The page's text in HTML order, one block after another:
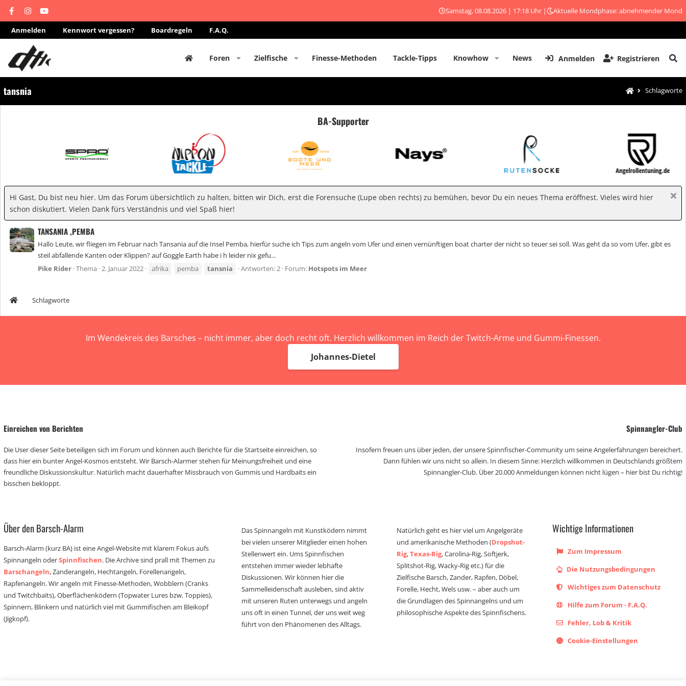
Samstag, 08.08.2026 | 17:18 Uhr | Aktuelle Mondphase: abnehmender Mond
Anmelden Kennwort vergessen? Boardregeln F.A.Q.
Foren Zielfische Finesse-Methoden Tackle-Tipps Knowhow News Anmelden Registrieren
tansnia Schlagworte
BA-Supporter
Hi Gast, Du bist neu hier. Um das Forum übersichtlich zu halten, bitten wir Dich, erst die Forensuche (Lupe oben rechts) zu bemühen, bevor Du ein neues Thema eröffnest. Vieles wird hier
schon diskutiert. Vielen Dank fürs Verständnis und viel Spaß hier!
TANSANIA ,PEMBA
Hallo Leute, wir fliegen im Februar nach Tansania auf die Insel Pemba, hierfür suche ich Tips zum angeln vom Ufer und einen vernünftigen boat charter der nicht so teuer sei soll. Was geht da so vom Ufer, gibt es
steil abfallende Kanten oder Klippen? auf Goggle Earth habe i h leider nix gefu...
Pike Rider Thema 2. Januar 2022 afrika pemba tansnia Antworten: 2 Forum: Hotspots im Meer
Schlagworte
Im Wendekreis des Barsches – nicht immer, aber doch recht oft. Herzlich willkommen im Reich der Twitch-Arme und Gummi-Finessen.
Johannes-Dietel
Einreichen von Berichten
Die User dieser Seite beteiligen sich im Forum und können auch Berichte für die Startseite einreichen, so
dass hier ein bunter Angel-Kosmos entsteht. Wir Barsch-Alarmer stehen für Meinungsfreiheit und eine
freundliche Diskussionskultur. Natürlich macht dauerhafter Missbrauch von Gummis und Hardbaits ein
bisschen bekloppt.
Spinnangler-Club
Insofern freuen uns über jeden, der unsere Spinnfischer-Community um seine Angelerfahrungen bereichert.
Dann fühlen wir uns nicht so allein. In diesem Sinne: Herzlich willkommen in Deutschlands größtem
Spinnangler-Club. Über 20.000 Anmeldungen können nicht lügen – hier bist Du richtig!
Über den Barsch-Alarm
Barsch-Alarm (kurz BA) ist eine Angel-Website mit klarem Fokus aufs
Spinnangeln oderSpinnfischen. Die Archive sind prall mit Themen zu
Barschangeln, Zanderangeln, Hechtangeln, Forellenangeln,
Rapfenangeln. Wir angeln mit Finesse-Methoden, Wobblern (Cranks
und Twitchbaits), Oberflächenködern (Topwater Lures bzw. Toppies),
Spinnern, Blinkern und natürlich viel mit Gummifischen am Bleikopf
(Jigkopf).
Das Spinnangeln mit Kunstködern nimmt
bei vielen unserer Mitglieder einen hohen
Stellenwert ein. Ums Spinnfischen
entstehen immer wieder lebhafte
Diskussionen. Wir können hier die
Sammelleidenschaft ausleben, sind aktiv
mit unseren Ruten unterwegs und angeln
uns oft in einen Tunnel, der uns weit weg
führt von den Phänomenen des Alltags.
Natürlich geht es hier viel um Angelgeräte
und amerikanische Methoden (Dropshot-
Rig,Texas-Rig, Carolina-Rig, Softjerk,
Splitshot-Rig, Wacky-Rig etc.) für die
Zielfische Barsch, Zander, Rapfen, Döbel,
Forelle, Hecht, Wels usw. – aber auch um
die Grundlagen des Spinnangelns und um
philosophische Aspekte des Spinnfischens.
Wichtige Informationen
Zum Impressum
Die Nutzungsbedingungen
Wichtiges zum Datenschutz
Hilfe zum Forum - F.A.Q.
Fehler, Lob & Kritik
Cookie-Einstellungen